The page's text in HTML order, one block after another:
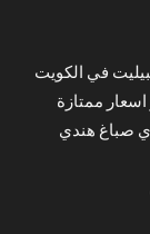
في الكويت
ممتازة
صباغ هندي